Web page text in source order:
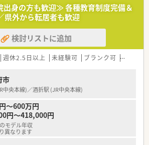
て】
舗の調剤薬局を展開し、居宅介護支援事業所
す。
前を中心に店舗展開し、地域に根ざした薬局づく
ます。
して現場に立つため、従業員の意見や悩みを汲
。
出身の方も歓迎≫ 各種教育制度完備＆
県外から転居者も歓迎
検討リストに追加
週休2.5日以上 未経験可 ブランク可 車通勤可
市
中央本線)／酒折駅 (JR中央本線)
～600万円
円～418,000円
モデル年収
異なります